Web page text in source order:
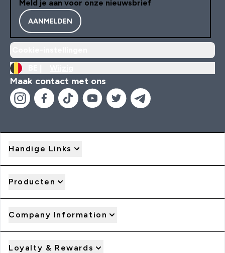
Meld je aan voor onze nieuwsbrief
AANMELDEN
Maak contact met ons
Handige Links
Producten
Company Information
Loyalty & Rewards